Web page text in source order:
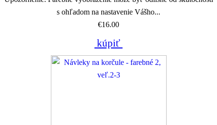
s ohľadom na nastavenie Vášho...
€16.00
kúpiť